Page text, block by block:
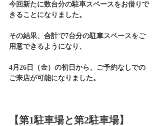
今回新たに数台分の駐車スペースをお借りで
きることになりました。
その結果、合計で7台分の駐車スペースをご
用意できるようになり、
4月26日（金）の初日から、ご予約なしでの
ご来店が可能になりました。
【第1駐車場と第2駐車場】